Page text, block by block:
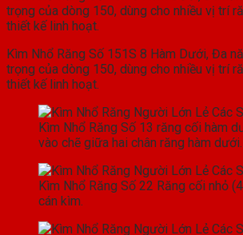
trọng của dòng 150, dùng cho nhiều vị trí
thiết kế linh hoạt.
Kìm Nhổ Răng Số 151S 8 Hàm Dưới, Đa
trọng của dòng 150, dùng cho nhiều vị trí
thiết kế linh hoạt.
Kìm Nhổ Răng Số 13 răng cối hàm
vào chẽ giữa hai chân răng hàm dưới.
Kìm Nhổ Răng Số 22 Răng cối nhỏ
cán kìm.